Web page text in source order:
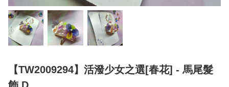
【TW2009294】活潑少女之選[春花] - 馬尾髮